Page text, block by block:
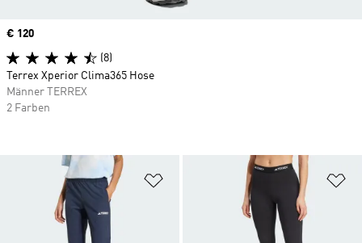
Zur Wunschliste hinzufügen
Price
€ 120
(8)
Terrex Xperior Clima365 Hose
Männer TERREX
2 Farben